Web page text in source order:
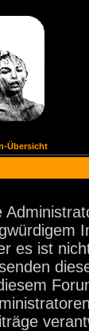
Übersicht
es ist